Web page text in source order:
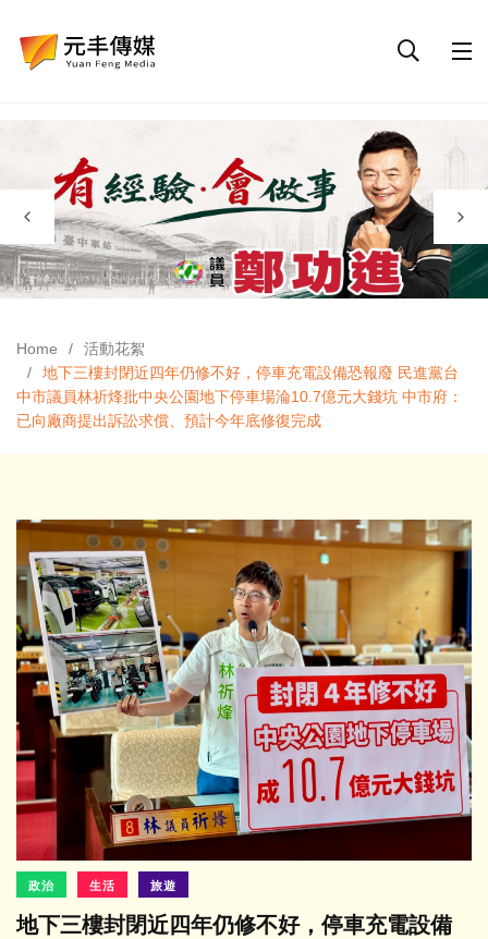
Home
活動花絮
地下三樓封閉近四年仍修不好，停車充電設備恐報廢 民進黨台
中市議員林祈烽批中央公園地下停車場淪10.7億元大錢坑 中市府：
已向廠商提出訴訟求償、預計今年底修復完成
政治 生活 旅遊
地下三樓封閉近四年仍修不好，停車充電設備